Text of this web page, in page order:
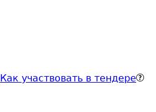
Как участвовать в тендере